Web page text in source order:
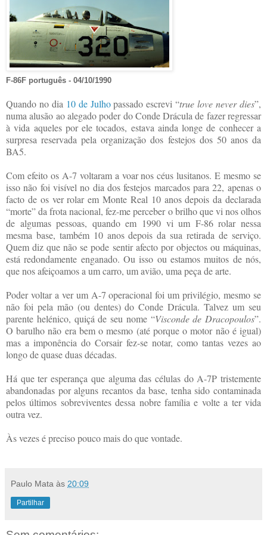
F-86F português - 04/10/1990
Quando no dia 10 de Julhopassado escrevi “true love never dies”,
numa alusão ao alegado poder do Conde Drácula de fazer regressar
à vida aqueles por ele tocados, estava ainda longe de conhecer a
surpresa reservada pela organização dos festejos dos 50 anos da
BA5.
Com efeito os A-7 voltaram a voar nos céus lusitanos. E mesmo se
isso não foi visível no dia dos festejos marcados para 22, apenas o
facto de os ver rolar em Monte Real 10 anos depois da declarada
“morte” da frota nacional, fez-me perceber o brilho que vi nos olhos
de algumas pessoas, quando em 1990 vi um F-86 rolar nessa
mesma base, também 10 anos depois da sua retirada de serviço.
Quem diz que não se pode sentir afecto por objectos ou máquinas,
está redondamente enganado. Ou isso ou estamos muitos de nós,
que nos afeiçoamos a um carro, um avião, uma peça de arte.
Poder voltar a ver um A-7 operacional foi um privilégio, mesmo se
não foi pela mão (ou dentes) do Conde Drácula. Talvez um seu
parente helénico, quiçá de seu nome “Visconde de Dracopoulos”.
O barulho não era bem o mesmo (até porque o motor não é igual)
mas a imponência do Corsair fez-se notar, como tantas vezes ao
longo de quase duas décadas.
Há que ter esperança que alguma das células do A-7P tristemente
abandonadas por alguns recantos da base, tenha sido contaminada
pelos últimos sobreviventes dessa nobre família e volte a ter vida
outra vez.
Às vezes é preciso pouco mais do que vontade.
Paulo Mata às 20:09
Partilhar